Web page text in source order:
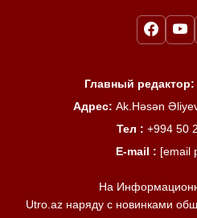
Главный редактор:
Адрес: Ak.Həsən
Тел : +994 50
E-mail : [email
На
Utro.az наряду с новинками